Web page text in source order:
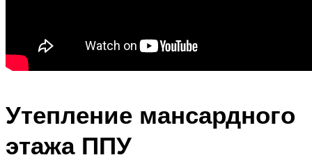
Утепление мансардного
этажа ППУ